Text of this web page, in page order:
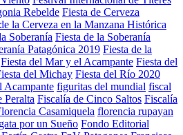
Rebelde Fiesta de Cerveza
la Cerveza en la Manzana Histórica
Soberanía Fiesta de la Soberanía
Patagónica 2019 Fiesta de la
Fiesta del Mar y el Acampante Fiesta del
del Michay Fiesta del Río 2020
Acampante figuritas del mundial fiscal
Peralta Fiscalía de Cinco Saltos Fiscalía
Casamiquela florencia rupayan
por un Sueño Fondo Editorial